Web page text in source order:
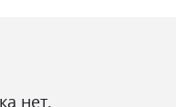
нет.